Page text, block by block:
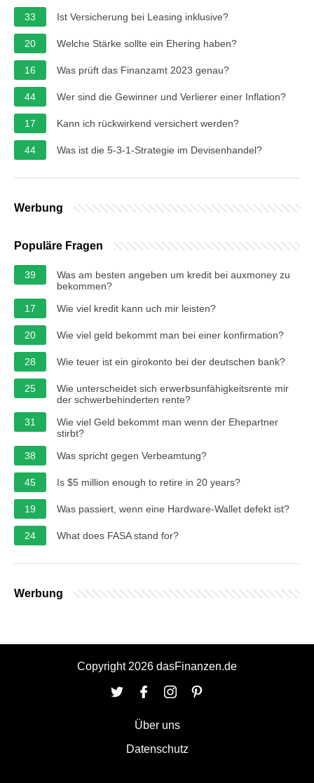
33 Ist Versicherung bei Leasing inklusive?
20 Welche Stärke sollte ein Ehering haben?
16 Was prüft das Finanzamt 2023 genau?
44 Wer sind die Gewinner und Verlierer einer Inflation?
17 Kann ich rückwirkend versichert werden?
44 Was ist die 5-3-1-Strategie im Devisenhandel?
Werbung
Populäre Fragen
39
Was am besten angeben um kredit bei auxmoney zu
bekommen?
17
Wie viel kredit kann uch mir leisten?
20 Wie viel geld bekommt man bei einer konfirmation?
28 Wie teuer ist ein girokonto bei der deutschen bank?
25
Wie unterscheidet sich erwerbsunfähigkeitsrente mir
der schwerbehinderten rente?
31
Wie viel Geld bekommt man wenn der Ehepartner
stirbt?
38
Was spricht gegen Verbeamtung?
45 Is $5 million enough to retire in 20 years?
19 Was passiert, wenn eine Hardware-Wallet defekt ist?
24 What does FASA stand for?
Werbung
Copyright 2026 dasFinanzen.de
Über uns
Datenschutz